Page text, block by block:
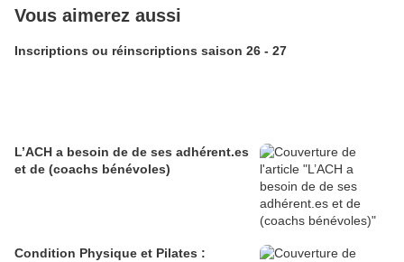
Vous aimerez aussi
Inscriptions ou réinscriptions saison 26 - 27
L’ACH a besoin de de ses adhérent.es
et de (coachs bénévoles)
Condition Physique et Pilates :